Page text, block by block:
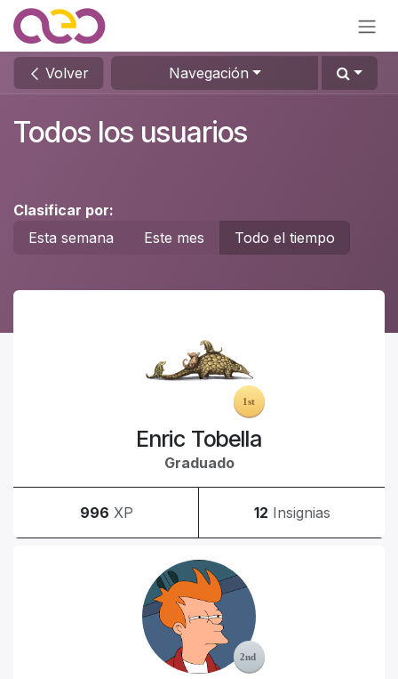
Ir al contenido
Volver Navegación
Todos los usuarios
Clasificar por:
Esta semana
Este mes Todo el tiempo
Enric Tobella
Graduado
996 XP 12 Insignias